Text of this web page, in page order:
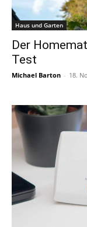
Haus und Garten
Der
Test
Michael Barton - 18.